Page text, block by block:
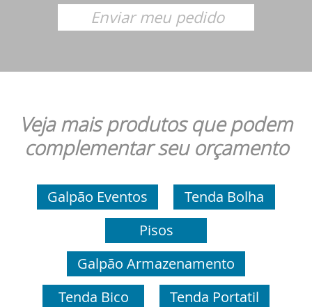
Veja mais produtos que podem
complementar seu orçamento
Galpão Eventos
Tenda Bolha
Pisos
Galpão Armazenamento
Tenda Bico
Tenda Portatil